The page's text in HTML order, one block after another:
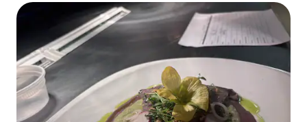
насолоджуватися Сан-Антоніо.